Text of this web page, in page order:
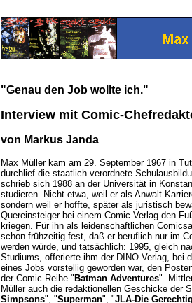
"Genau den Job wollte ich."
Interview mit Comic-
von Markus Janda
Max Müller kam am 29. September 1967 in
durchlief die staatlich verordnete
schrieb sich 1988 an der Universität in
studieren. Nicht etwa, weil er als Anwalt
sondern weil er hoffte, später als juristisch
Quereinsteiger bei einem Comic-Verlag den
kriegen. Für ihn als leidenschaftlichen
schon frühzeitig fest, daß er beruflich nur im
werden würde, und tatsächlich: 1995, gleich
Studiums, offerierte ihm der DINO-Verlag, bei
eines Jobs vorstellig geworden war, den
der Comic-Reihe " Batman Adventures".
Müller auch die redaktionellen Geschicke der
Simpsons", "Superman", "JLA-Die